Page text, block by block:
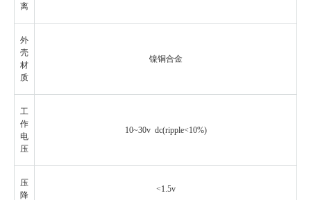
离
外
壳
材
质
镍铜合金
工
作
电
压
10~30v dc(ripple<10%)
压
降
<1.5v